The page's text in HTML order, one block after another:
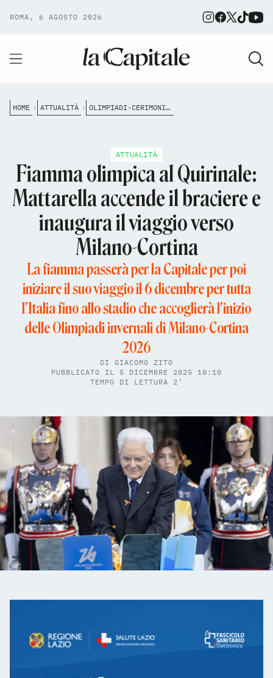
ROMA, 6 AGOSTO 2026
HOME ATTUALITÀ OLIMPIADI-CERIMONIA-QUIRINALE-MATTARELLA-ROMA
ATTUALITÀ
Fiamma olimpica al Quirinale:
Mattarella accende il braciere e
inaugura il viaggio verso
Milano-Cortina
La fiamma passerà per la Capitale per poi
iniziare il suo viaggio il 6 dicembre per tutta
l'Italia fino allo stadio che accoglierà l'inizio
delle Olimpiadi invernali di Milano-Cortina
2026
DI GIACOMO ZITO
PUBBLICATO IL 5 DICEMBRE 2025 10:10
TEMPO DI LETTURA 2'